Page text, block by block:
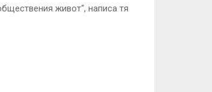
живот“, написа тя